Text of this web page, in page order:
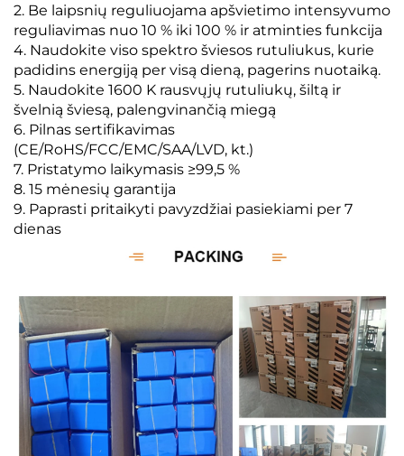
2. Be laipsnių reguliuojama apšvietimo intensyvumo
reguliavimas nuo 10 % iki 100 % ir atminties funkcija
4. Naudokite viso spektro šviesos rutuliukus, kurie
padidins energiją per visą dieną, pagerins nuotaiką.
5. Naudokite 1600 K rausvųjų rutuliukų, šiltą ir
švelnią šviesą, palengvinančią miegą
6. Pilnas sertifikavimas
(CE/RoHS/FCC/EMC/SAA/LVD, kt.)
7. Pristatymo laikymasis ≥99,5 %
8. 15 mėnesių garantija
9. Paprasti pritaikyti pavyzdžiai pasiekiami per 7
dienas